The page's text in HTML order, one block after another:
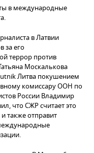
в международные
в Латвии
за его
террор против
Москалькова
Литва покушением
комиссару ООН по
России Владимир
что СЖР считает это
также отправит